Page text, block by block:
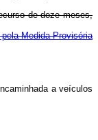
de doze meses,
Medida Provisória
a veículos